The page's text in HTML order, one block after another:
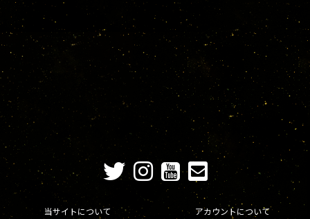
当サイトについて アカウントについて